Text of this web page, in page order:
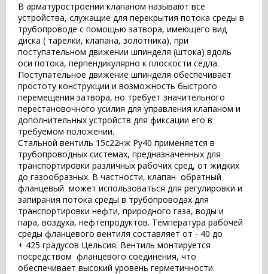
В арматуростроении клапаном называют все
устройства, служащие для перекрытия потока среды в
трубопроводе с помощью затвора, имеющего вид
диска ( тарелки, клапана, золотника), при
поступательном движении шпинделя (штока) вдоль
оси потока, перпендикулярно к плоскости седла.
Поступательное движение шпинделя обеспечивает
простоту конструкции и возможность быстрого
перемещения затвора, но требует значительного
перестановочного усилия для управления клапаном и
дополнительных устройств для фиксации его в
требуемом положении.
Стальной вентиль 15с22нж Ру40 применяется в
трубопроводных системах, предназначенных для
транспортировки различных рабочих сред, от жидких
до газообразных. В частности, клапан обратный
фланцевый может использоваться для регулировки и
запирания потока среды в трубопроводах для
транспортировки нефти, природного газа, воды и
пара, воздуха, нефтепродуктов. Температура рабочей
среды фланцевого вентиля составляет от - 40 до
+ 425 градусов Цельсия. Вентиль монтируется
посредством фланцевого соединения, что
обеспечивает высокий уровень герметичности.